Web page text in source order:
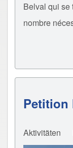
Belval qui se
nombre
Petition
Aktivitäten